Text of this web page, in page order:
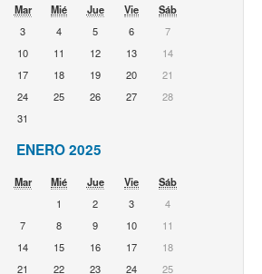
Mar Mié Jue Vie
Sáb
3 4 5 6
7
10 11 12 13
14
17 18 19 20
21
24 25 26 27
28
31
ENERO 2025
Mar Mié Jue Vie
Sáb
1
2 3
4
7 8 9 10
11
14 15 16 17
18
21 22 23 24 25